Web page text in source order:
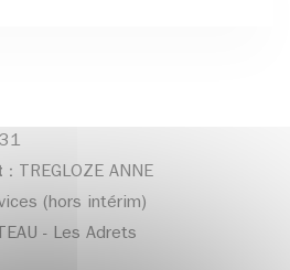
: TREGLOZE ANNE
(hors intérim)
- Les Adrets